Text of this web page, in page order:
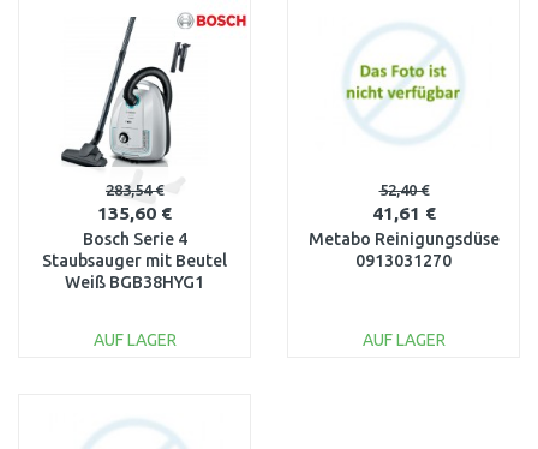
Vergleichen Vergleichen
283,54 €
135,60 €
Bosch Serie 4
Staubsauger mit Beutel
Weiß BGB38HYG1
AUF LAGER
Vergleichen
52,40 €
41,61 €
Metabo Reinigungsdüse
0913031270
AUF LAGER